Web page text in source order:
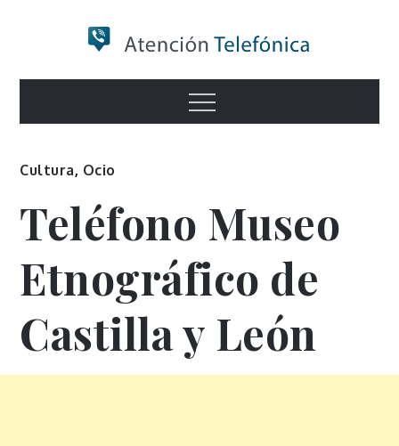
Numero de
Información
Menu
Cultura, Ocio
Teléfono Museo
Etnográfico de
Castilla y León